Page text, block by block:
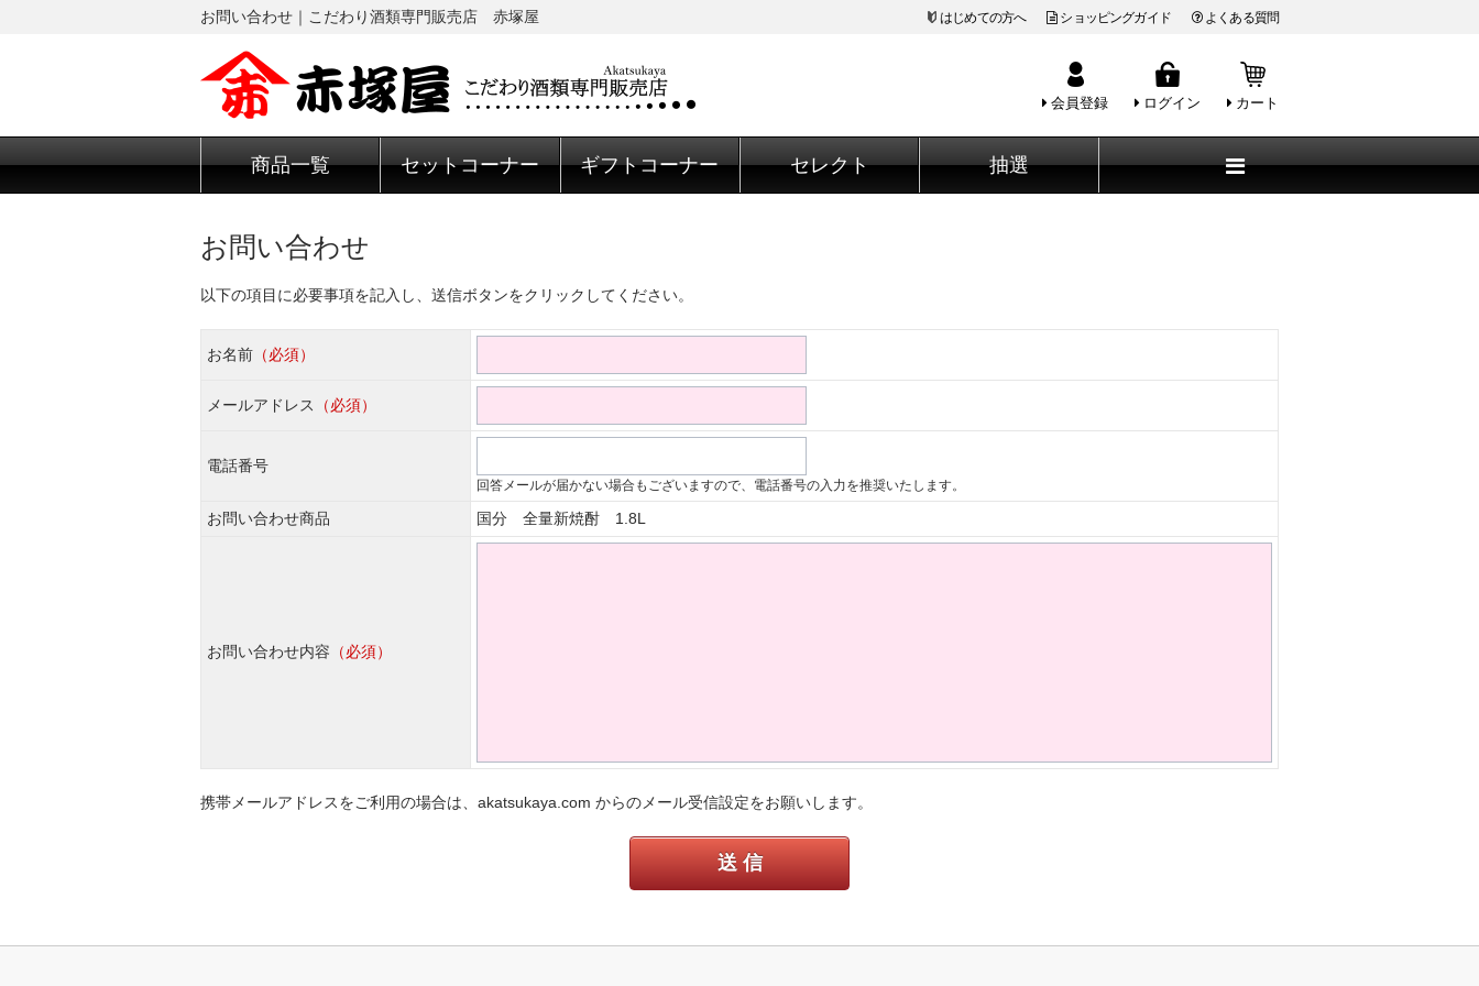
お問い合わせ｜こだわり酒類専門販売店 赤塚屋 はじめての方へ ショッピングガイド よくある質問
会員登録 ログイン カート
商品一覧 セットコーナー ギフトコーナー セレクト 抽選
お問い合わせ
以下の項目に必要事項を記入し、送信ボタンをクリックしてください。
お名前 （必須）
メールアドレス （必須）
電話番号
回答メールが届かない場合もございますので、電話番号の入力を推奨いたします。
お問い合わせ商品 国分 全量新焼酎 1.8L
お問い合わせ内容 （必須）
携帯メールアドレスをご利用の場合は、akatsukaya.com からのメール受信設定をお願いします。
送 信